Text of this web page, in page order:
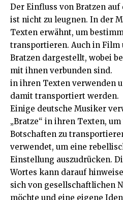
Der Einfluss von Bratzen
ist nicht zu leugnen. In der
Texten erwähnt, um
transportieren. Auch in Film
Bratzen dargestellt, wobei
mit ihnen verbunden sind.
in ihren Texten verwenden
damit transportiert werden.
Einige deutsche Musiker
„Bratze“ in ihren Texten,
Botschaften zu
verwendet, um eine
Einstellung auszudrücken.
Wortes kann darauf
sich von gesellschaftlichen
möchte und eine eigene